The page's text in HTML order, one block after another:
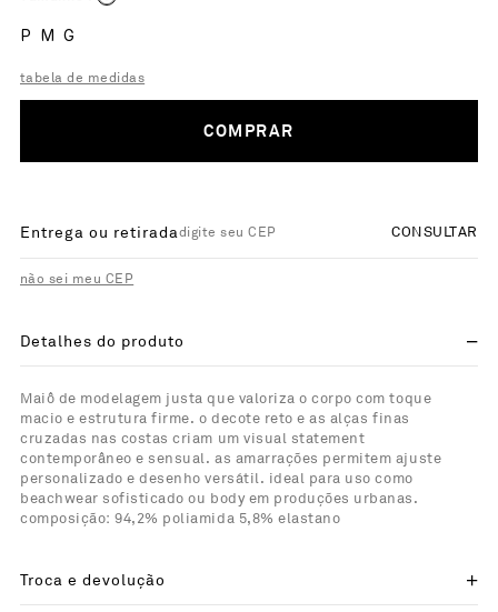
P M G
tabela de medidas
COMPRAR
Entrega ou retirada CONSULTAR
não sei meu CEP
Detalhes do produto
Maiô de modelagem justa que valoriza o corpo com toque
macio e estrutura firme. o decote reto e as alças finas
cruzadas nas costas criam um visual statement
contemporâneo e sensual. as amarrações permitem ajuste
personalizado e desenho versátil. ideal para uso como
beachwear sofisticado ou body em produções urbanas.
composição: 94,2% poliamida 5,8% elastano
Troca e devolução